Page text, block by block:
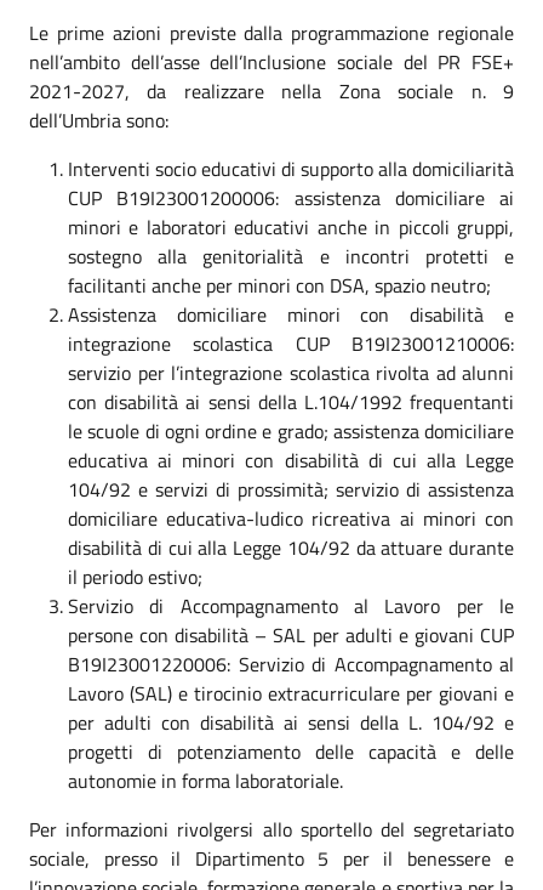
Le prime azioni previste dalla programmazione regionale
nell’ambito dell’asse dell’Inclusione sociale del PR FSE+
2021-2027, da realizzare nella Zona sociale n. 9
dell’Umbria sono:
Interventi socio educativi di supporto alla domiciliarità
CUP B19I23001200006: assistenza domiciliare ai
minori e laboratori educativi anche in piccoli gruppi,
sostegno alla genitorialità e incontri protetti e
facilitanti anche per minori con DSA, spazio neutro;
Assistenza domiciliare minori con disabilità e
integrazione scolastica CUP B19I23001210006:
servizio per l’integrazione scolastica rivolta ad alunni
con disabilità ai sensi della L.104/1992 frequentanti
le scuole di ogni ordine e grado; assistenza domiciliare
educativa ai minori con disabilità di cui alla Legge
104/92 e servizi di prossimità; servizio di assistenza
domiciliare educativa-ludico ricreativa ai minori con
disabilità di cui alla Legge 104/92 da attuare durante
il periodo estivo;
Servizio di Accompagnamento al Lavoro per le
persone con disabilità – SAL per adulti e giovani CUP
B19I23001220006: Servizio di Accompagnamento al
Lavoro (SAL) e tirocinio extracurriculare per giovani e
per adulti con disabilità ai sensi della L. 104/92 e
progetti di potenziamento delle capacità e delle
autonomie in forma laboratoriale.
Per informazioni rivolgersi allo sportello del segretariato
sociale, presso il Dipartimento 5 per il benessere e